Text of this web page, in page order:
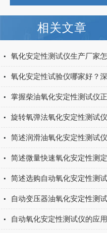
相关文章